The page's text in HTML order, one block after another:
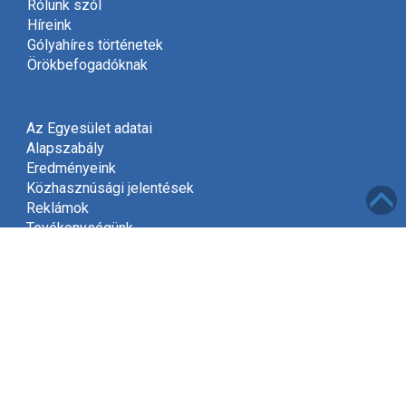
Rólunk szól
Híreink
Gólyahíres történetek
Örökbefogadóknak
Az Egyesület adatai
Alapszabály
Eredményeink
Közhasznúsági jelentések
Reklámok
Tevékenységünk